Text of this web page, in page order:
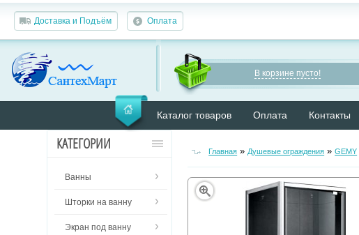
Доставка и Подъём Оплата
В корзине пусто!
Каталог товаров Оплата Контакты
КАТЕГОРИИ
Ванны
Шторки на ванну
Экран под ванну
Главная »Душевые ограждения »GEMY